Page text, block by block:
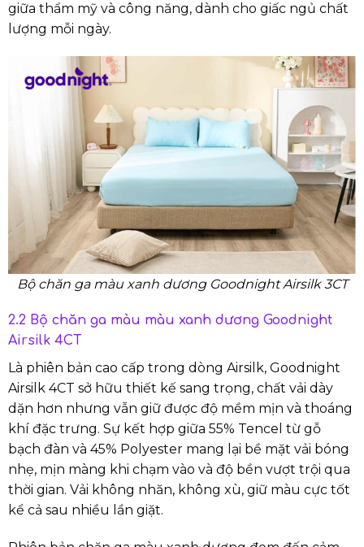
giữa thẩm mỹ và công năng, dành cho giấc ngủ chất
lượng mỗi ngày.
Bộ chăn ga màu xanh dương Goodnight Airsilk 3CT
2.2 Bộ chăn ga màu màu xanh dương Goodnight
Airsilk 4CT
Là phiên bản cao cấp trong dòng Airsilk, Goodnight
Airsilk 4CT sở hữu thiết kế sang trọng, chất vải dày
dặn hơn nhưng vẫn giữ được độ mềm mịn và thoáng
khí đặc trưng. Sự kết hợp giữa 55% Tencel từ gỗ
bạch đàn và 45% Polyester mang lại bề mặt vải bóng
nhẹ, mịn màng khi chạm vào và độ bền vượt trội qua
thời gian. Vải không nhăn, không xù, giữ màu cực tốt
kể cả sau nhiều lần giặt.